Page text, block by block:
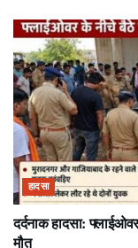
हादसा
दर्दनाक हादसा:
मौत